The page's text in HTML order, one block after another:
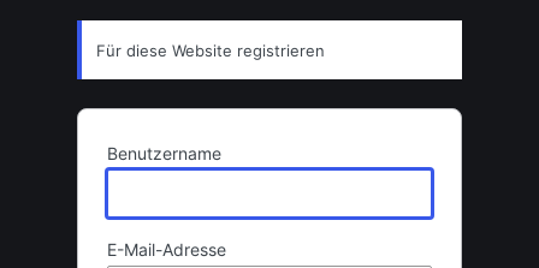
Für diese Website registrieren
Benutzername
E-Mail-Adresse